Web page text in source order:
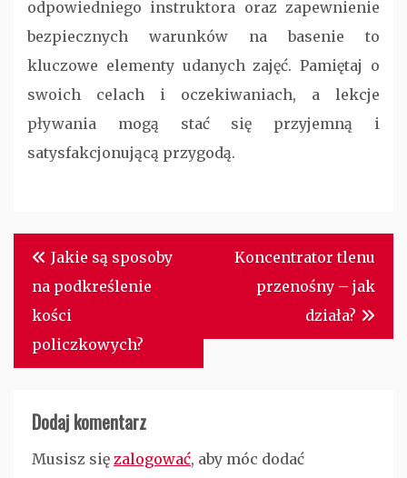
odpowiedniego instruktora oraz zapewnienie
bezpiecznych warunków na basenie to
kluczowe elementy udanych zajęć. Pamiętaj o
swoich celach i oczekiwaniach, a lekcje
pływania mogą stać się przyjemną i
satysfakcjonującą przygodą.
Nawigacja
wpisu
Jakie są sposoby
na podkreślenie
kości
policzkowych?
Koncentrator tlenu
przenośny – jak
działa?
Dodaj komentarz
Musisz się zalogować, aby móc dodać